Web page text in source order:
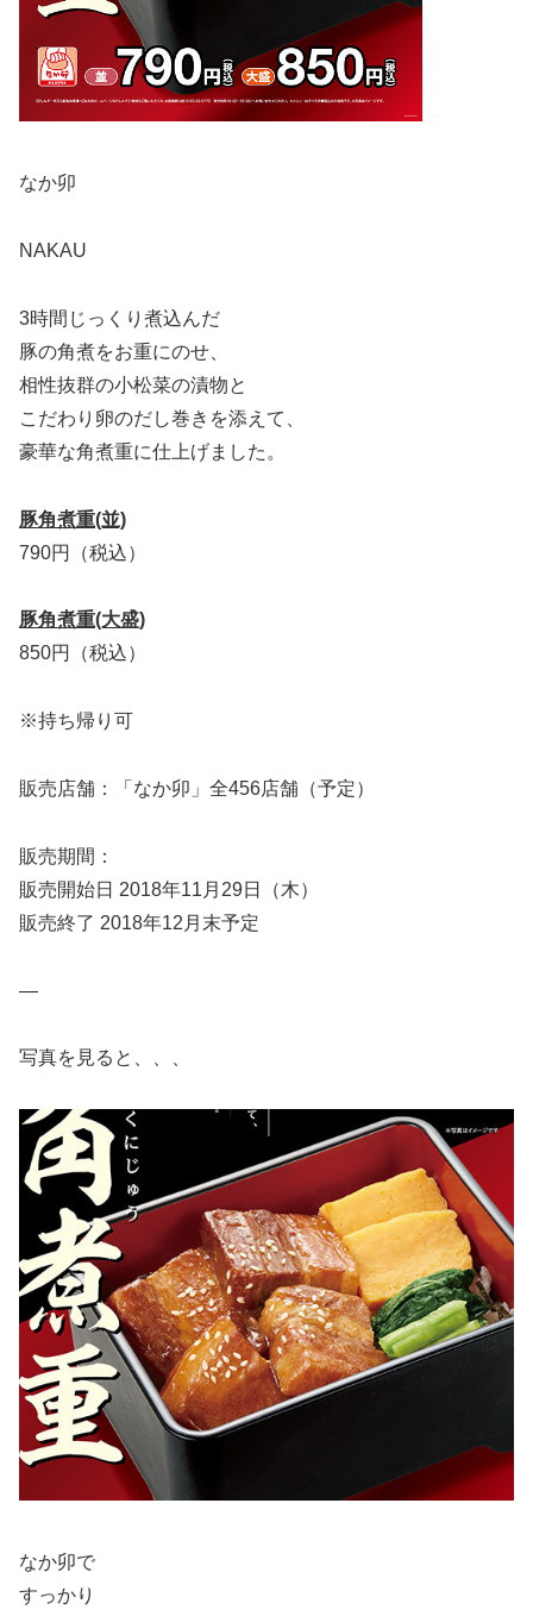
なか卯
NAKAU
3時間じっくり煮込んだ
豚の角煮をお重にのせ、
相性抜群の小松菜の漬物と
こだわり卵のだし巻きを添えて、
豪華な角煮重に仕上げました。
豚角煮重(並)
790円（税込）
豚角煮重(大盛)
850円（税込）
※持ち帰り可
販売店舗：「なか卯」全456店舗（予定）
販売期間：
販売開始日 2018年11月29日（木）
販売終了 2018年12月末予定
—
写真を見ると、、、
なか卯で
すっかり